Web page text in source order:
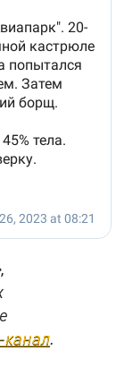
канал.